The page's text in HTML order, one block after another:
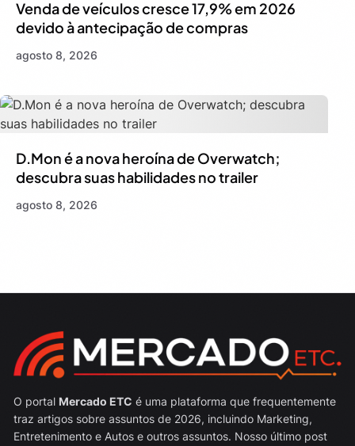
Venda de veículos cresce 17,9% em 2026
devido à antecipação de compras
agosto 8, 2026
D.Mon é a nova heroína de Overwatch;
descubra suas habilidades no trailer
agosto 8, 2026
O portal Mercado ETC é uma plataforma que frequentemente
traz artigos sobre assuntos de 2026, incluindo Marketing,
Entretenimento e Autos e outros assuntos. Nosso último post